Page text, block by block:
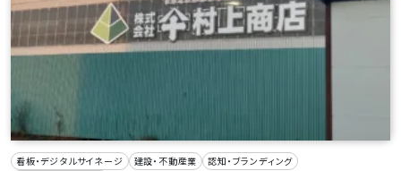
看板・デジタルサイネージ 建設・不動産業
認知・ブランディング